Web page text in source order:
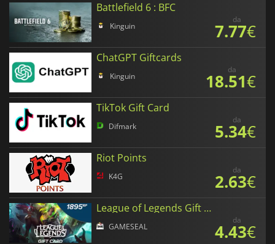
Battlefield 6 : BFC
Kinguin
da
7.77€
ChatGPT Giftcards
Kinguin
da
18.51€
TikTok Gift Card
Difmark
da
5.34€
Riot Points
K4G
da
2.63€
League of Legends Gift Card
GAMESEAL
da
4.43€